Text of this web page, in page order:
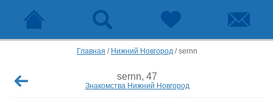
Главная / Нижний Новгород /sernn
sernn, 47
Знакомства Нижний Новгород